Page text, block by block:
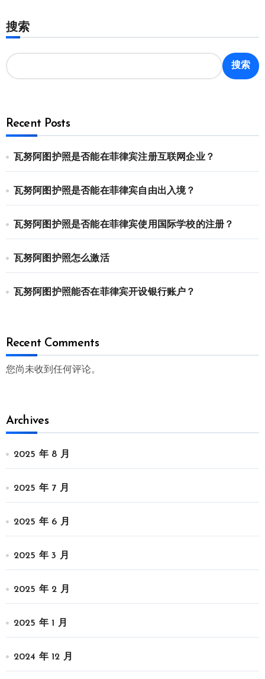
搜索
搜索
Recent Posts
瓦努阿图护照是否能在菲律宾注册互联网企业？
瓦努阿图护照是否能在菲律宾自由出入境？
瓦努阿图护照是否能在菲律宾使用国际学校的注册？
瓦努阿图护照怎么激活
瓦努阿图护照能否在菲律宾开设银行账户？
Recent Comments
您尚未收到任何评论。
Archives
2025 年 8 月
2025 年 7 月
2025 年 6 月
2025 年 3 月
2025 年 2 月
2025 年 1 月
2024 年 12 月